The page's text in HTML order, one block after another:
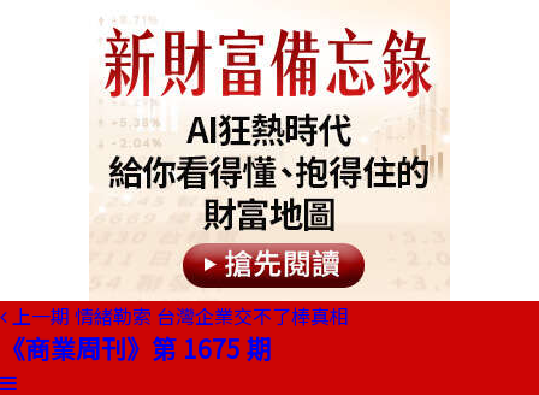
上一期 情緒勒索 台灣企業交不了棒真相
《商業周刊》第 1675 期